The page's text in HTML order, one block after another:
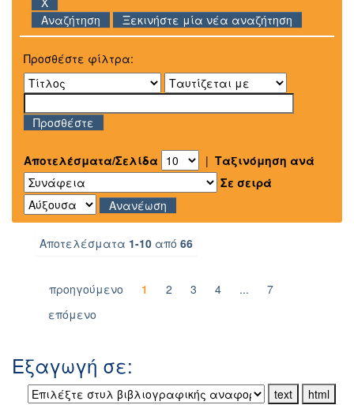
Ξεκινήστε μία νέα αναζήτηση
Προσθέστε φίλτρα:
Αποτελέσματα/Σελίδα | Ταξινόμηση ανά
Σε σειρά
Αποτελέσματα 1-10 από 66
προηγούμενο 1 2 3 4 ...
7
επόμενο
Εξαγωγή σε: